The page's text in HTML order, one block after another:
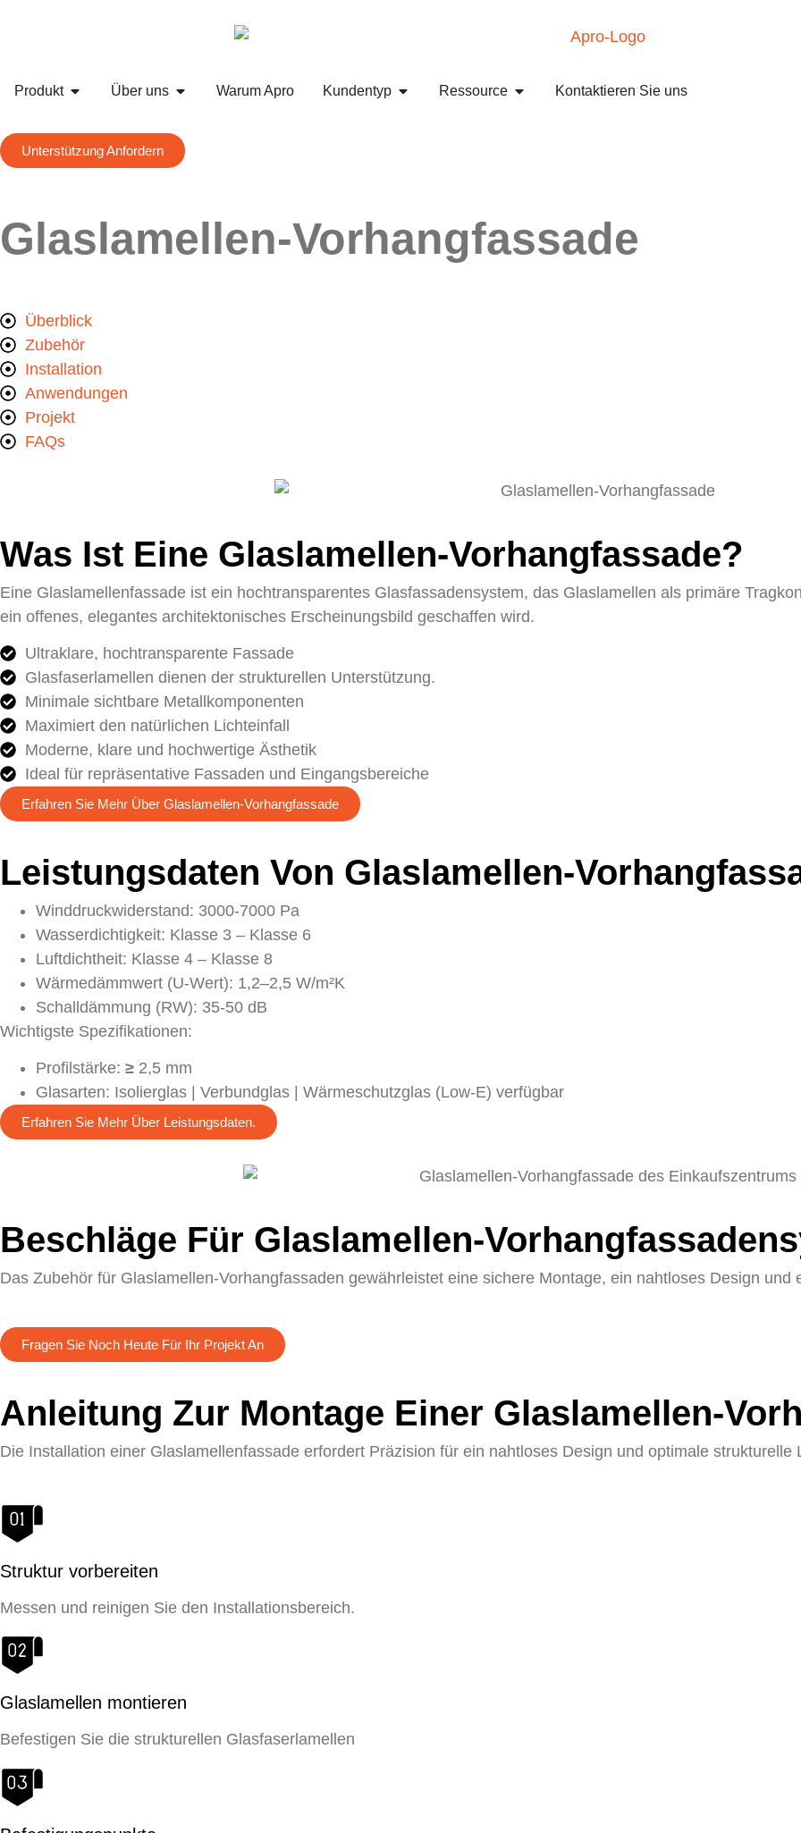
Produkt Über uns Warum Apro Kundentyp Ressource Kontaktieren Sie uns
Unterstützung Anfordern
Glaslamellen-Vorhangfassade
Überblick
Zubehör
Installation
Anwendungen
Projekt
FAQs
Was Ist Eine Glaslamellen-Vorhangfassade?
Eine Glaslamellenfassade ist ein hochtransparentes Glasfassadensystem, das Glaslamellen als primäre
ein offenes, elegantes architektonisches Erscheinungsbild geschaffen wird.
Ultraklare, hochtransparente Fassade
Glasfaserlamellen dienen der strukturellen Unterstützung.
Minimale sichtbare Metallkomponenten
Maximiert den natürlichen Lichteinfall
Moderne, klare und hochwertige Ästhetik
Ideal für repräsentative Fassaden und Eingangsbereiche
Erfahren Sie Mehr Über Glaslamellen-Vorhangfassade
Leistungsdaten Von Glaslamellen-
Winddruckwiderstand: 3000-7000 Pa
Wasserdichtigkeit: Klasse 3 – Klasse 6
Luftdichtheit: Klasse 4 – Klasse 8
Wärmedämmwert (U-Wert): 1,2–2,5 W/m²K
Schalldämmung (RW): 35-50 dB
Wichtigste Spezifikationen:
Profilstärke: ≥ 2,5 mm
Glasarten: Isolierglas | Verbundglas | Wärmeschutzglas (Low-E) verfügbar
Erfahren Sie Mehr Über Leistungsdaten.
Beschläge Für Glaslamellen-
Das Zubehör für Glaslamellen-Vorhangfassaden gewährleistet eine sichere Montage, ein nahtloses Design und
Schuh mit Glasflossenbasis
Halterung
Fragen Sie Noch Heute Für Ihr Projekt An
Anleitung Zur Montage Einer Glaslamellen-
Die Installation einer Glaslamellenfassade erfordert Präzision für ein nahtloses Design und optimale strukturelle
Struktur vorbereiten
Messen und reinigen Sie den Installationsbereich.
Glaslamellen montieren
Befestigen Sie die strukturellen Glasfaserlamellen